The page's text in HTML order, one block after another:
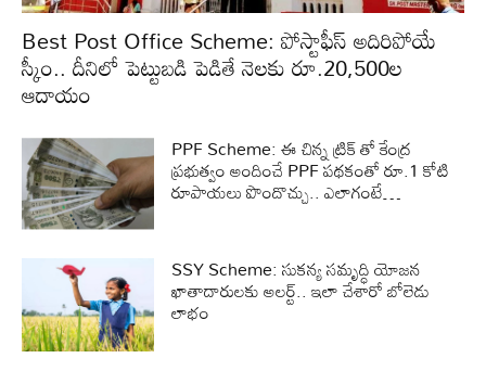
Best Post Office Scheme: పోస్టాఫీస్ అదిరిపోయే
స్కీం.. దీనిలో పెట్టుబడి పెడితే నెలకు రూ.20,500ల
ఆదాయం
PPF Scheme: ఈ చిన్న ట్రిక్ తో కేంద్ర
ప్రభుత్వం అందించే PPF పథకంతో రూ.1 కోటి
రూపాయలు పొందొచ్చు.. ఎలాగంటే…
SSY Scheme: సుకన్య సమృద్ధి యోజన
ఖాతాదారులకు అలర్ట్.. ఇలా చేశారో బోలెడు
లాభం